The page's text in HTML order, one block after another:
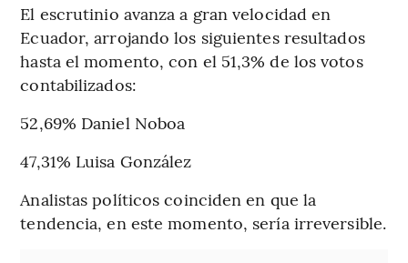
El escrutinio avanza a gran velocidad en
Ecuador, arrojando los siguientes resultados
hasta el momento, con el 51,3% de los votos
contabilizados:
52,69% Daniel Noboa
47,31% Luisa González
Analistas políticos coinciden en que la
tendencia, en este momento, sería irreversible.